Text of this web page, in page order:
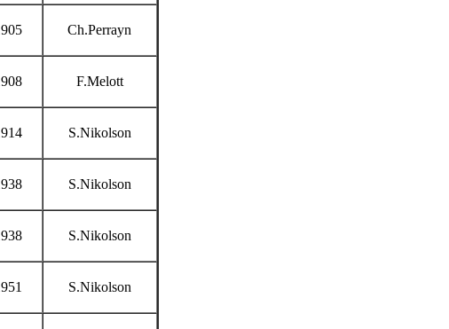
Ch.Perrayn
F.Melott
S.Nikolson
S.Nikolson
S.Nikolson
S.Nikolson